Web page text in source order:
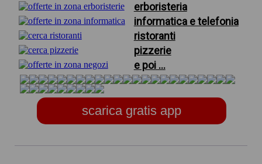
erboristeria
informatica e telefonia
ristoranti
pizzerie
e poi ...
scarica gratis app